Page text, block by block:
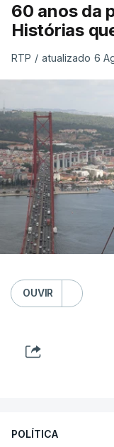
60 anos da
Histórias
RTP / atualizado 6
OUVIR
POLÍTICA